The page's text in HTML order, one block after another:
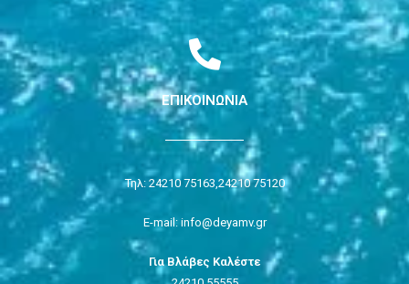
ΕΠΙΚΟΙΝΩΝΙΑ
Τηλ: 24210 75163, 24210 75120
E-mail: info@deyamv.gr
Για Βλάβες Καλέστε